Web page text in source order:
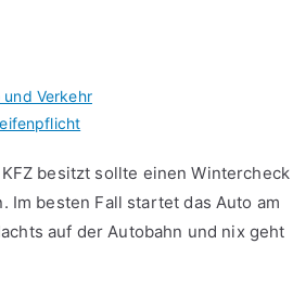
und Verkehr
besitzt sollte einen Wintercheck
Im besten Fall startet das Auto am
auf der Autobahn und nix geht